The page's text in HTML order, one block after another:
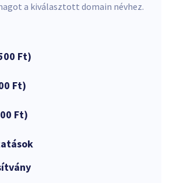
a kiválasztott domain névhez.
Ft)
Ft)
Ft)